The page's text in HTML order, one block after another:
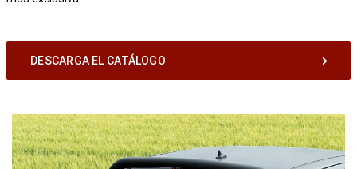
DESCARGA EL CATÁLOGO